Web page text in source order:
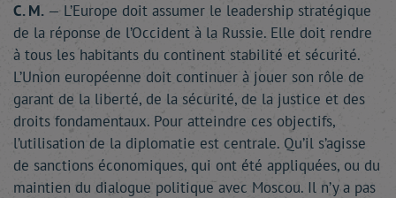
C. M. — L’Europe doit assumer le leadership stratégique
de la réponse de l’Occident à la Russie. Elle doit rendre
à tous les habitants du continent stabilité et sécurité.
L’Union européenne doit continuer à jouer son rôle de
garant de la liberté, de la sécurité, de la justice et des
droits fondamentaux. Pour atteindre ces objectifs,
l’utilisation de la diplomatie est centrale. Qu’il s’agisse
de sanctions économiques, qui ont été appliquées, ou du
maintien du dialogue politique avec Moscou. Il n’y a pas